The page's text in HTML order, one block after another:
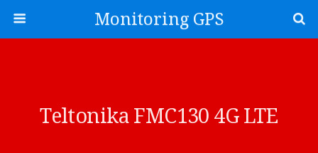
Monitoring GPS
Teltonika FMC130 4G LTE